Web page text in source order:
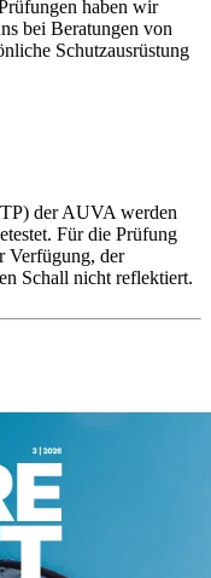
haben wir
bei Beratungen von
Schutzausrüstung
der AUVA werden
Für die Prüfung
Verfügung, der
Schall nicht reflektiert.